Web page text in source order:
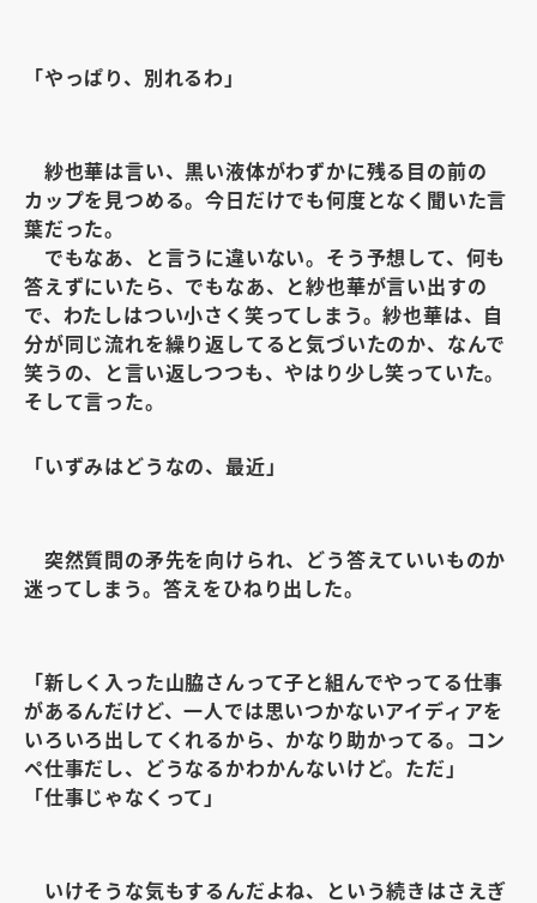
「やっぱり、別れるわ」
紗也華は言い、黒い液体がわずかに残る目の前の
カップを見つめる。今日だけでも何度となく聞いた言
葉だった。
でもなあ、と言うに違いない。そう予想して、何も
答えずにいたら、でもなあ、と紗也華が言い出すの
で、わたしはつい小さく笑ってしまう。紗也華は、自
分が同じ流れを繰り返してると気づいたのか、なんで
笑うの、と言い返しつつも、やはり少し笑っていた。
そして言った。
「いずみはどうなの、最近」
突然質問の矛先を向けられ、どう答えていいものか
迷ってしまう。答えをひねり出した。
「新しく入った山脇さんって子と組んでやってる仕事
があるんだけど、一人では思いつかないアイディアを
いろいろ出してくれるから、かなり助かってる。コン
ペ仕事だし、どうなるかわかんないけど。ただ」
「仕事じゃなくって」
いけそうな気もするんだよね、という続きはさえぎ